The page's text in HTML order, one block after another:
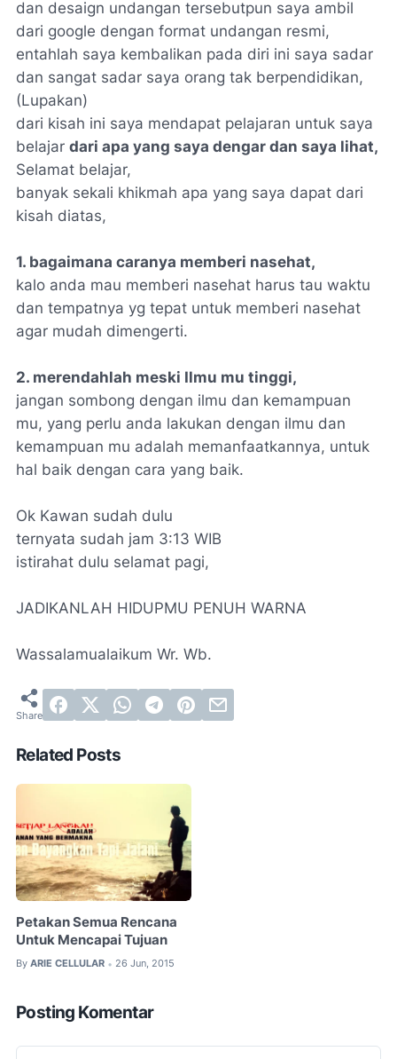
dan desaign undangan tersebutpun saya ambil
dari google dengan format undangan resmi,
entahlah saya kembalikan pada diri ini saya sadar
dan sangat sadar saya orang tak berpendidikan,
(Lupakan)
dari kisah ini saya mendapat pelajaran untuk saya
belajar dari apa yang saya dengar dan saya lihat,
Selamat belajar,
banyak sekali khikmah apa yang saya dapat dari
kisah diatas,
1. bagaimana caranya memberi nasehat,
kalo anda mau memberi nasehat harus tau waktu
dan tempatnya yg tepat untuk memberi nasehat
agar mudah dimengerti.
2. merendahlah meski Ilmu mu tinggi,
jangan sombong dengan ilmu dan kemampuan
mu, yang perlu anda lakukan dengan ilmu dan
kemampuan mu adalah memanfaatkannya, untuk
hal baik dengan cara yang baik.
Ok Kawan sudah dulu
ternyata sudah jam 3:13 WIB
istirahat dulu selamat pagi,
JADIKANLAH HIDUPMU PENUH WARNA
Wassalamualaikum Wr. Wb.
Related Posts
Petakan Semua Rencana
Untuk Mencapai Tujuan
By ARIE CELLULAR • 26 Jun, 2015
Posting Komentar